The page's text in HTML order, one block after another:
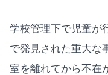
学校管理下で児童が
で発見された重大な
室を離れてから不在